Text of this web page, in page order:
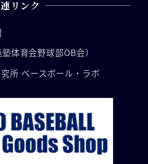
リンク
体育会野球部OB会）
所 ベースボール・ラボ